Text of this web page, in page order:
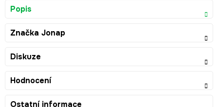
Popis
Značka Jonap
Diskuze
Hodnocení
Ostatní informace